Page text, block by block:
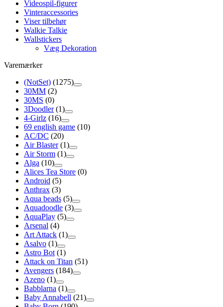
Videospil-figurer
Vinteraccessories
Viser tilbehør
Walkie Talkie
Wallstickers
Væg Dekoration
Varemærker
(NotSet) (1275)
30MM (2)
30MS (0)
3Doodler (1)
4-Girlz (16)
69 english game (10)
AC/DC (20)
Air Blaster (1)
Air Storm (1)
Alga (10)
Alices Tea Store (0)
Android (5)
Anthrax (3)
Aqua beads (5)
Aquadoodle (3)
AquaPlay (5)
Arsenal (4)
Art Attack (1)
Asalvo (1)
Astro Bot (1)
Attack on Titan (51)
Avengers (184)
Azeno (1)
Babblarna (1)
Baby Annabell (21)